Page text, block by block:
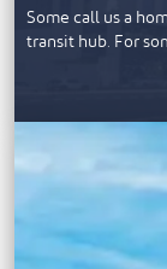
Some call us a
transit hub. For